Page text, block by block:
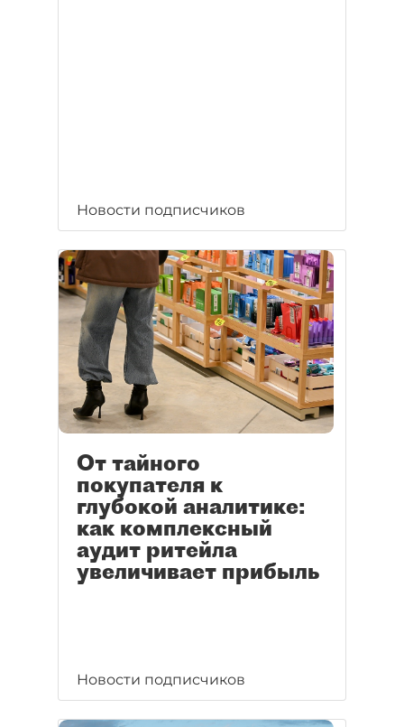
Новости подписчиков
От тайного
покупателя к
глубокой аналитике:
как комплексный
аудит ритейла
увеличивает прибыль
Новости подписчиков